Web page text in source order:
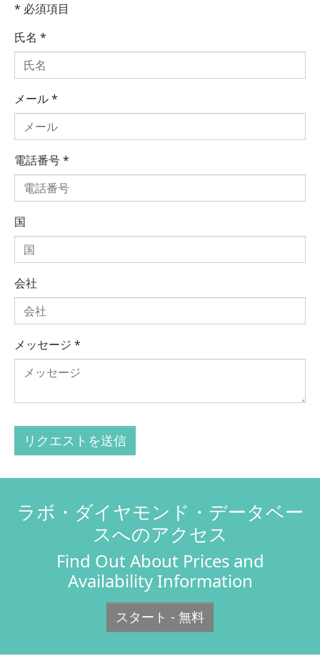
* 必須項目
氏名 *
メール*
電話番号*
国
会社
メッセージ *
リクエストを送信
ラボ・ダイヤモンド・データベー
スへのアクセス
Find Out About Prices and
Availability Information
スタート - 無料